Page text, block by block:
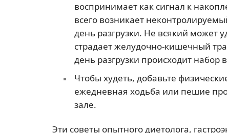
воспринимает как сигнал к
всего возникает
день разгрузки. Не всякий может
страдает желудочно-кишечный
день разгрузки происходит набор
Чтобы худеть, добавьте
ежедневная ходьба или пешие
зале.
Эти советы опытного диетолога,